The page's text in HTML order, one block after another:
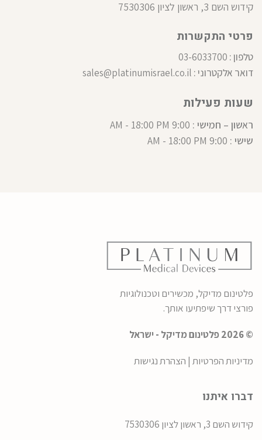
קידוש השם 3, ראשון לציון 7530306
פרטי התקשרות
טלפון : 03-6033700
דואר אלקטרוני : sales@platinumisrael.co.il
שעות פעילות
ראשון – חמישי :
שישי :
פלטינום מדיקל, מכשירים וטכנולוגיות
פורצי דרך שיפתיעו אותך.
© 2026 פלטינום מדיקל - ישראל
מדיניות הפרטיות | הצהרת נגישות
דברו איתנו
קידוש השם 3, ראשון לציון 7530306